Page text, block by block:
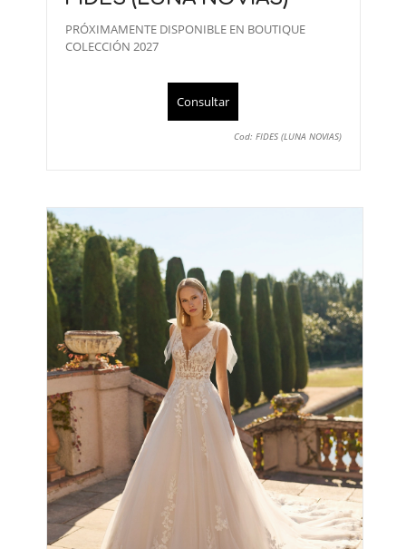
PRÓXIMAMENTE DISPONIBLE EN BOUTIQUE
COLECCIÓN 2027
Consultar
Cod: FIDES (LUNA NOVIAS)